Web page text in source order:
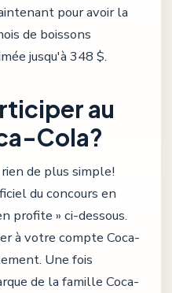
pour avoir la
de boissons
jusqu'à 348 $.
au
Cola?
de plus simple!
du concours en
profite » ci-dessous.
à votre compte Coca-
Une fois
de la famille Coca-